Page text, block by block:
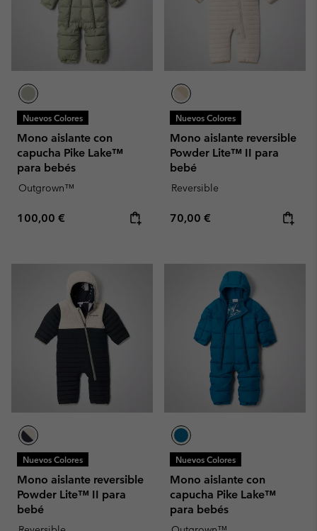
Nuevos Colores
Mono aislante con
capucha Pike Lake™
para bebés
Outgrown™
Regular price:
100,00 €
Nuevos Colores
Mono aislante reversible
Powder Lite™ II para
bebé
Reversible
Regular price:
70,00 €
Nuevos Colores
Mono aislante reversible
Powder Lite™ II para
bebé
Nuevos Colores
Mono aislante con
capucha Pike Lake™
para bebés